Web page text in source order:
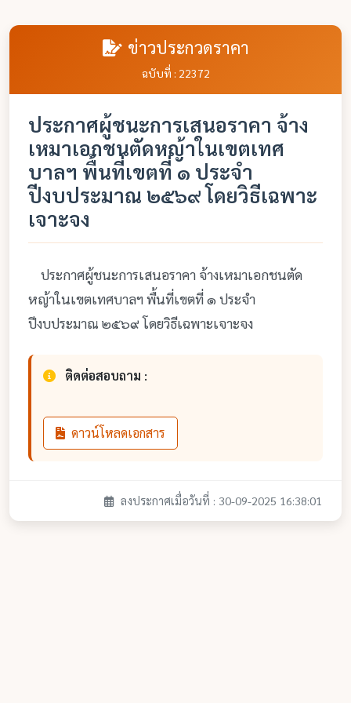
ข่าวประกวดราคา
ฉบับที่ : 22372
ประกาศผู้ชนะการเสนอราคา จ้าง
เหมาเอกชนตัดหญ้าในเขตเทศ
บาลฯ พื้นที่เขตที่ ๑ ประจำ
ปีงบประมาณ ๒๕๖๙ โดยวิธีเฉพาะ
เจาะจง
ประกาศผู้ชนะการเสนอราคา จ้างเหมาเอกชนตัด
หญ้าในเขตเทศบาลฯ พื้นที่เขตที่ ๑ ประจำ
ปีงบประมาณ ๒๕๖๙ โดยวิธีเฉพาะเจาะจง
ติดต่อสอบถาม :
ดาวน์โหลดเอกสาร
ลงประกาศเมื่อวันที่ : 30-09-2025 16:38:01